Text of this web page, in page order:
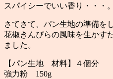
スパイシーでいい香り・・・。
さてさて、パン生地の準備を
花椒きんぴらの風味を生かす
ました。
【パン生地 材料】４個分
強力粉 150g